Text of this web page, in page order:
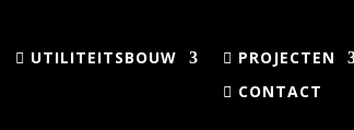
UTILITEITSBOUW PROJECTEN
CONTACT